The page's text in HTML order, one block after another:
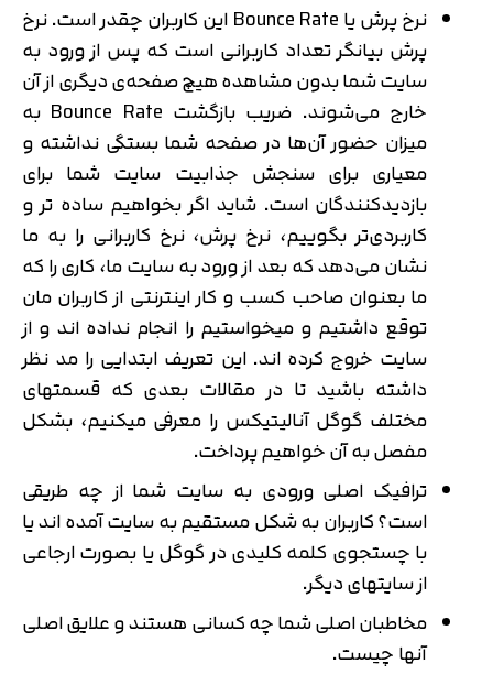
نرخ پرش یا Bounce Rate این کاربران چقدر است. نرخ
پرش بیانگر تعداد کاربرانی است که پس از ورود به
سایت شما بدون مشاهده هیچ صفحه‌ی دیگری از آن
خارج می‌شوند. ضریب بازگشت Bounce Rate به
میزان حضور آن‌ها در صفحه شما بستگی نداشته و
معیاری برای سنجش جذابیت سایت شما برای
بازدیدکنندگان است. شاید اگر بخواهیم ساده تر و
کاربردی‌تر بگوییم، نرخ پرش، نرخ کاربرانی را به ما
نشان می‌دهد که بعد از ورود به سایت ما، کاری را که
ما بعنوان صاحب کسب و کار اینترنتی از کاربران مان
توقع داشتیم و میخواستیم را انجام نداده اند و از
سایت خروج کرده اند. این تعریف ابتدایی را مد نظر
داشته باشید تا در مقالات بعدی که قسمتهای
مختلف گوگل آنالیتیکس را معرفی میکنیم، بشکل
مفصل به آن خواهیم پرداخت.
ترافیک اصلی ورودی به سایت شما از چه طریقی
است؟ کاربران به شکل مستقیم به سایت آمده اند یا
با چستجوی کلمه کلیدی در گوگل یا بصورت ارجاعی
از سایتهای دیگر.
مخاطبان اصلی شما چه کسانی هستند و علایق اصلی
آنها چیست.